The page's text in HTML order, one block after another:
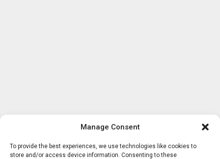
Manage Consent
To provide the best experiences, we use technologies like cookies to
store and/or access device information. Consenting to these